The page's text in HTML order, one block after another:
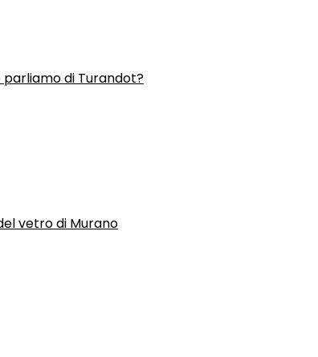
parliamo di Turandot?
vetro di Murano